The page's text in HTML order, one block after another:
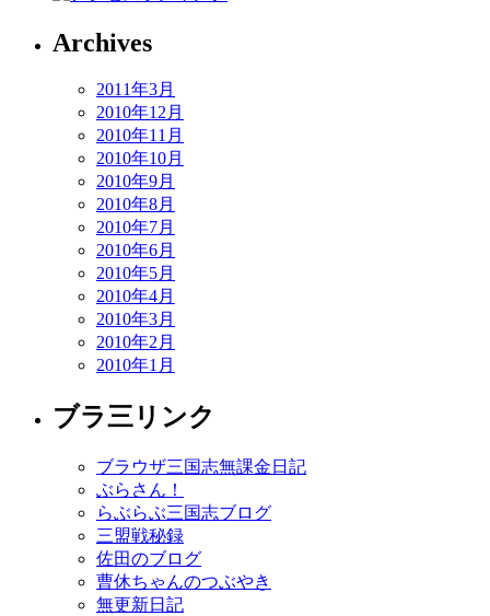
Archives
2011年3月
2010年12月
2010年11月
2010年10月
2010年9月
2010年8月
2010年7月
2010年6月
2010年5月
2010年4月
2010年3月
2010年2月
2010年1月
ブラ三リンク
ブラウザ三国志無課金日記
ぶらさん！
らぶらぶ三国志ブログ
三盟戦秘録
佐田のブログ
曹休ちゃんのつぶやき
無更新日記